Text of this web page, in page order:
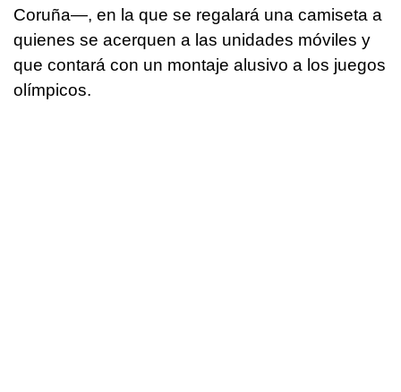
Coruña—, en la que se regalará una camiseta a
quienes se acerquen a las unidades móviles y
que contará con un montaje alusivo a los juegos
olímpicos.